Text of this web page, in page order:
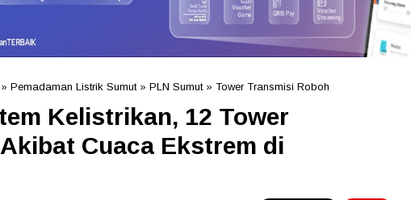
» Pemadaman Listrik Sumut» PLN Sumut» Tower Transmisi Roboh
Kelistrikan, 12 Tower
Cuaca Ekstrem di